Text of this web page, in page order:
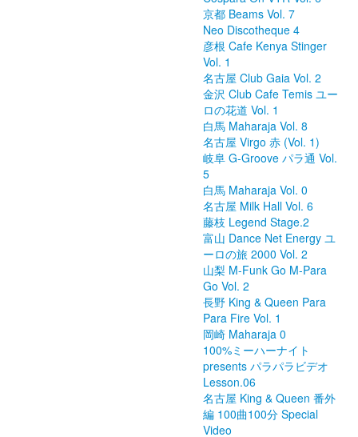
京都 Beams Vol. 7
Neo Discotheque 4
彦根 Cafe Kenya Stinger
Vol. 1
名古屋 Club Gaia Vol. 2
金沢 Club Cafe Temis ユー
ロの花道 Vol. 1
白馬 Maharaja Vol. 8
名古屋 Virgo 赤 (Vol. 1)
岐阜 G-Groove パラ通 Vol.
5
白馬 Maharaja Vol. 0
名古屋 Milk Hall Vol. 6
藤枝 Legend Stage.2
富山 Dance Net Energy ユ
ーロの旅 2000 Vol. 2
山梨 M-Funk Go M-Para
Go Vol. 2
長野 King & Queen Para
Para Fire Vol. 1
岡崎 Maharaja 0
100%ミーハーナイト
presents パラパラビデオ
Lesson.06
名古屋 King & Queen 番外
編 100曲100分 Special
Video